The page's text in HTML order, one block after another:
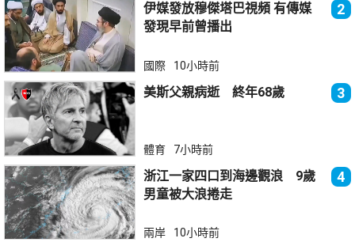
伊媒發放穆傑塔巴視頻 有傳媒
發現早前曾播出
2
國際 10小時前
美斯父親病逝 終年68歲 3
體育 7小時前
浙江一家四口到海邊觀浪 9歲
男童被大浪捲走
4
兩岸 10小時前